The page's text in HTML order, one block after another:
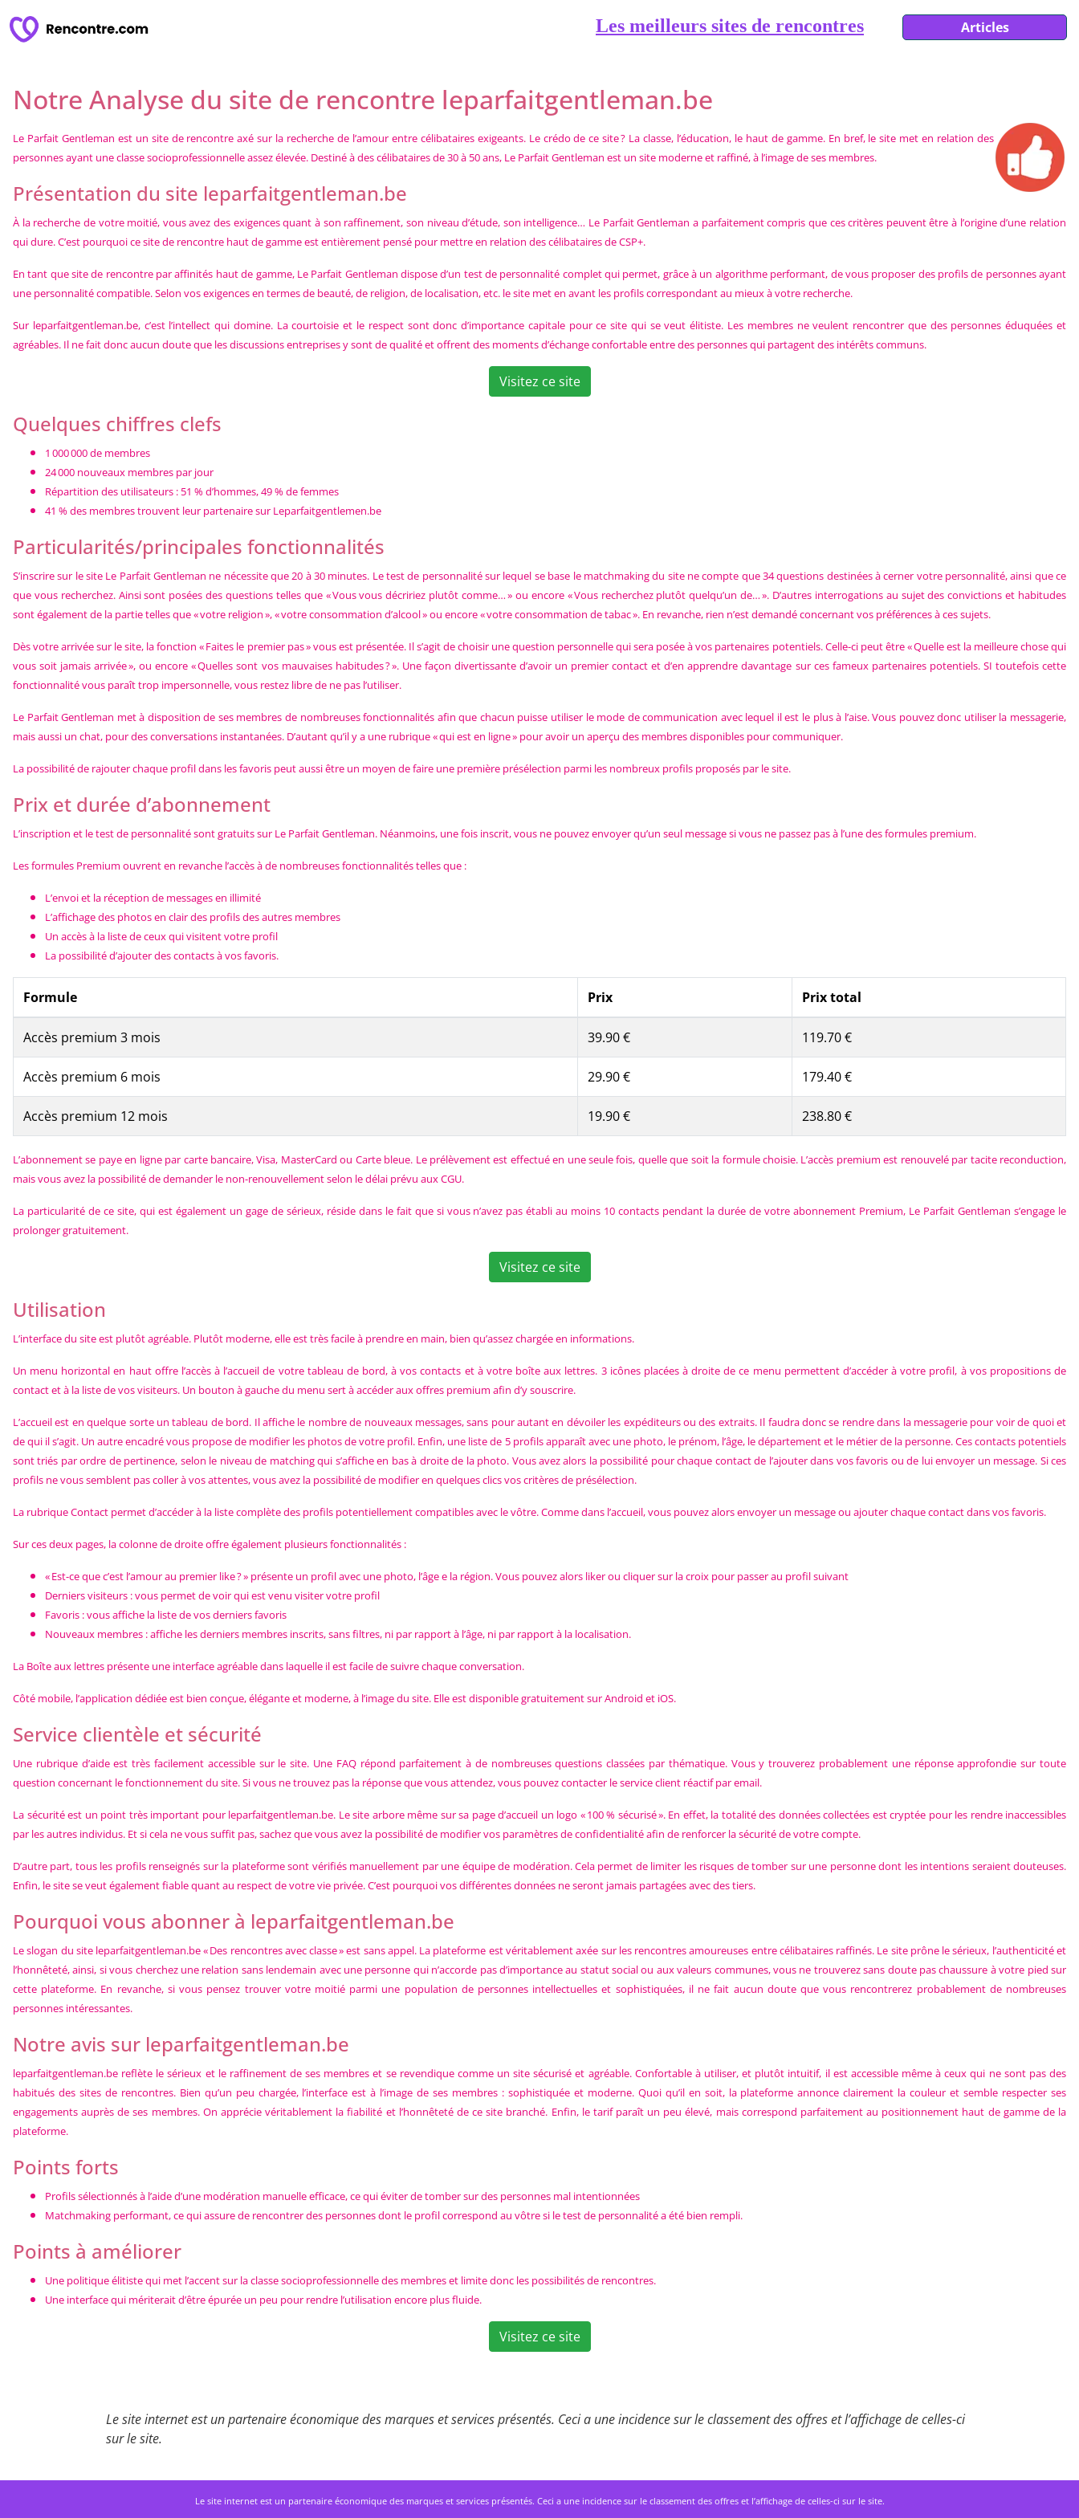
Les meilleurs sites de rencontres Articles
Notre Analyse du site de rencontre leparfaitgentleman.be
Le Parfait Gentleman est un site de rencontre axé sur la recherche de l’amour entre célibataires exigeants. Le crédo de ce site ? La classe, l’éducation, le haut de gamme. En bref, le site met en relation des
personnes ayant une classe socioprofessionnelle assez élevée. Destiné à des célibataires de 30 à 50 ans, Le Parfait Gentleman est un site moderne et raffiné, à l’image de ses membres.
Présentation du site leparfaitgentleman.be
À la recherche de votre moitié, vous avez des exigences quant à son raffinement, son niveau d’étude, son intelligence… Le Parfait Gentleman a parfaitement compris que ces critères peuvent être à l’origine d’une relation
qui dure. C’est pourquoi ce site de rencontre haut de gamme est entièrement pensé pour mettre en relation des célibataires de CSP+.
En tant que site de rencontre par affinités haut de gamme, Le Parfait Gentleman dispose d’un test de personnalité complet qui permet, grâce à un algorithme performant, de vous proposer des profils de personnes ayant
une personnalité compatible. Selon vos exigences en termes de beauté, de religion, de localisation, etc. le site met en avant les profils correspondant au mieux à votre recherche.
Sur leparfaitgentleman.be, c’est l’intellect qui domine. La courtoisie et le respect sont donc d’importance capitale pour ce site qui se veut élitiste. Les membres ne veulent rencontrer que des personnes éduquées et
agréables. Il ne fait donc aucun doute que les discussions entreprises y sont de qualité et offrent des moments d’échange confortable entre des personnes qui partagent des intérêts communs.
Visitez ce site
Quelques chiffres clefs
1 000 000 de membres
24 000 nouveaux membres par jour
Répartition des utilisateurs : 51 % d’hommes, 49 % de femmes
41 % des membres trouvent leur partenaire sur Leparfaitgentlemen.be
Particularités/principales fonctionnalités
S’inscrire sur le site Le Parfait Gentleman ne nécessite que 20 à 30 minutes. Le test de personnalité sur lequel se base le matchmaking du site ne compte que 34 questions destinées à cerner votre personnalité, ainsi que ce
que vous recherchez. Ainsi sont posées des questions telles que « Vous vous décririez plutôt comme… » ou encore « Vous recherchez plutôt quelqu’un de… ». D’autres interrogations au sujet des convictions et habitudes
sont également de la partie telles que « votre religion », « votre consommation d’alcool » ou encore « votre consommation de tabac ». En revanche, rien n’est demandé concernant vos préférences à ces sujets.
Dès votre arrivée sur le site, la fonction « Faites le premier pas » vous est présentée. Il s’agit de choisir une question personnelle qui sera posée à vos partenaires potentiels. Celle-ci peut être « Quelle est la meilleure chose qui
vous soit jamais arrivée », ou encore « Quelles sont vos mauvaises habitudes ? ». Une façon divertissante d’avoir un premier contact et d’en apprendre davantage sur ces fameux partenaires potentiels. SI toutefois cette
fonctionnalité vous paraît trop impersonnelle, vous restez libre de ne pas l’utiliser.
Le Parfait Gentleman met à disposition de ses membres de nombreuses fonctionnalités afin que chacun puisse utiliser le mode de communication avec lequel il est le plus à l’aise. Vous pouvez donc utiliser la messagerie,
mais aussi un chat, pour des conversations instantanées. D’autant qu’il y a une rubrique « qui est en ligne » pour avoir un aperçu des membres disponibles pour communiquer.
La possibilité de rajouter chaque profil dans les favoris peut aussi être un moyen de faire une première présélection parmi les nombreux profils proposés par le site.
Prix et durée d’abonnement
L’inscription et le test de personnalité sont gratuits sur Le Parfait Gentleman. Néanmoins, une fois inscrit, vous ne pouvez envoyer qu’un seul message si vous ne passez pas à l’une des formules premium.
Les formules Premium ouvrent en revanche l’accès à de nombreuses fonctionnalités telles que :
L’envoi et la réception de messages en illimité
L’affichage des photos en clair des profils des autres membres
Un accès à la liste de ceux qui visitent votre profil
La possibilité d’ajouter des contacts à vos favoris.
Formule Prix Prix total
Accès premium 3 mois 39.90 € 119.70 €
Accès premium 6 mois 29.90 € 179.40 €
Accès premium 12 mois 19.90 € 238.80 €
L’abonnement se paye en ligne par carte bancaire, Visa, MasterCard ou Carte bleue. Le prélèvement est effectué en une seule fois, quelle que soit la formule choisie. L’accès premium est renouvelé par tacite reconduction,
mais vous avez la possibilité de demander le non-renouvellement selon le délai prévu aux CGU.
La particularité de ce site, qui est également un gage de sérieux, réside dans le fait que si vous n’avez pas établi au moins 10 contacts pendant la durée de votre abonnement Premium, Le Parfait Gentleman s’engage le
prolonger gratuitement.
Visitez ce site
Utilisation
L’interface du site est plutôt agréable. Plutôt moderne, elle est très facile à prendre en main, bien qu’assez chargée en informations.
Un menu horizontal en haut offre l’accès à l’accueil de votre tableau de bord, à vos contacts et à votre boîte aux lettres. 3 icônes placées à droite de ce menu permettent d’accéder à votre profil, à vos propositions de
contact et à la liste de vos visiteurs. Un bouton à gauche du menu sert à accéder aux offres premium afin d’y souscrire.
L’accueil est en quelque sorte un tableau de bord. Il affiche le nombre de nouveaux messages, sans pour autant en dévoiler les expéditeurs ou des extraits. Il faudra donc se rendre dans la messagerie pour voir de quoi et
de qui il s’agit. Un autre encadré vous propose de modifier les photos de votre profil. Enfin, une liste de 5 profils apparaît avec une photo, le prénom, l’âge, le département et le métier de la personne. Ces contacts potentiels
sont triés par ordre de pertinence, selon le niveau de matching qui s’affiche en bas à droite de la photo. Vous avez alors la possibilité pour chaque contact de l’ajouter dans vos favoris ou de lui envoyer un message. Si ces
profils ne vous semblent pas coller à vos attentes, vous avez la possibilité de modifier en quelques clics vos critères de présélection.
La rubrique Contact permet d’accéder à la liste complète des profils potentiellement compatibles avec le vôtre. Comme dans l’accueil, vous pouvez alors envoyer un message ou ajouter chaque contact dans vos favoris.
Sur ces deux pages, la colonne de droite offre également plusieurs fonctionnalités :
« Est-ce que c’est l’amour au premier like ? » présente un profil avec une photo, l’âge e la région. Vous pouvez alors liker ou cliquer sur la croix pour passer au profil suivant
Derniers visiteurs : vous permet de voir qui est venu visiter votre profil
Favoris : vous affiche la liste de vos derniers favoris
Nouveaux membres : affiche les derniers membres inscrits, sans filtres, ni par rapport à l’âge, ni par rapport à la localisation.
La Boîte aux lettres présente une interface agréable dans laquelle il est facile de suivre chaque conversation.
Côté mobile, l’application dédiée est bien conçue, élégante et moderne, à l’image du site. Elle est disponible gratuitement sur Android et iOS.
Service clientèle et sécurité
Une rubrique d’aide est très facilement accessible sur le site. Une FAQ répond parfaitement à de nombreuses questions classées par thématique. Vous y trouverez probablement une réponse approfondie sur toute
question concernant le fonctionnement du site. Si vous ne trouvez pas la réponse que vous attendez, vous pouvez contacter le service client réactif par email.
La sécurité est un point très important pour leparfaitgentleman.be. Le site arbore même sur sa page d’accueil un logo « 100 % sécurisé ». En effet, la totalité des données collectées est cryptée pour les rendre inaccessibles
par les autres individus. Et si cela ne vous suffit pas, sachez que vous avez la possibilité de modifier vos paramètres de confidentialité afin de renforcer la sécurité de votre compte.
D’autre part, tous les profils renseignés sur la plateforme sont vérifiés manuellement par une équipe de modération. Cela permet de limiter les risques de tomber sur une personne dont les intentions seraient douteuses.
Enfin, le site se veut également fiable quant au respect de votre vie privée. C’est pourquoi vos différentes données ne seront jamais partagées avec des tiers.
Pourquoi vous abonner à leparfaitgentleman.be
Le slogan du site leparfaitgentleman.be« Des rencontres avec classe » est sans appel. La plateforme est véritablement axée sur les rencontres amoureuses entre célibataires raffinés. Le site prône le sérieux, l’authenticité et
l’honnêteté, ainsi, si vous cherchez une relation sans lendemain avec une personne qui n’accorde pas d’importance au statut social ou aux valeurs communes, vous ne trouverez sans doute pas chaussure à votre pied sur
cette plateforme. En revanche, si vous pensez trouver votre moitié parmi une population de personnes intellectuelles et sophistiquées, il ne fait aucun doute que vous rencontrerez probablement de nombreuses
personnes intéressantes.
Notre avis sur leparfaitgentleman.be
leparfaitgentleman.be reflète le sérieux et le raffinement de ses membres et se revendique comme un site sécurisé et agréable. Confortable à utiliser, et plutôt intuitif, il est accessible même à ceux qui ne sont pas des
habitués des sites de rencontres. Bien qu’un peu chargée, l’interface est à l’image de ses membres : sophistiquée et moderne. Quoi qu’il en soit, la plateforme annonce clairement la couleur et semble respecter ses
engagements auprès de ses membres. On apprécie véritablement la fiabilité et l’honnêteté de ce site branché. Enfin, le tarif paraît un peu élevé, mais correspond parfaitement au positionnement haut de gamme de la
plateforme.
Points forts
Profils sélectionnés à l’aide d’une modération manuelle efficace, ce qui éviter de tomber sur des personnes mal intentionnées
Matchmaking performant, ce qui assure de rencontrer des personnes dont le profil correspond au vôtre si le test de personnalité a été bien rempli.
Points à améliorer
Une politique élitiste qui met l’accent sur la classe socioprofessionnelle des membres et limite donc les possibilités de rencontres.
Une interface qui mériterait d’être épurée un peu pour rendre l’utilisation encore plus fluide.
Visitez ce site
Le site internet est un partenaire économique des marques et services présentés. Ceci a une incidence sur le classement des offres et l’affichage de celles-ci
sur le site.
Le site internet est un partenaire économique des marques et services présentés. Ceci a une incidence sur le classement des offres et l’affichage de celles-ci sur le site.